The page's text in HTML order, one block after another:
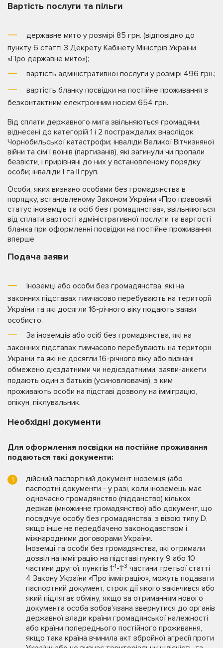
Вартість послуги та пільги
державне мито у розмірі 85 грн. (відповідно до
пункту 6 статті 3 Декрету Кабінету Міністрів України
«Про державне мито»);
вартість адміністративної послуги у розмірі 496 грн.;
вартість бланку посвідки на постійне проживання з
безконтактним електронним носієм 654 грн.
Від сплати державного мита звільняються громадяни,
віднесені до категорій 1 і 2 постраждалих внаслідок
Чорнобильської катастрофи; інваліди Великої Вітчизняної
війни та сім'ї воїнів (партизанів), які загинули чи пропали
безвісти, і прирівняні до них у встановленому порядку
особи; інваліди I та II груп.
Особи, яких визнано особами без громадянства в
порядку, встановленому Законом України «Про правовий
статус іноземців та осіб без громадянства», звільняються
від сплати вартості адміністративної послуги та вартості
бланка при оформленні посвідки на постійне проживання
вперше
Подача заяви
Іноземці або особи без громадянства, які на
законних підставах тимчасово перебувають на території
України та які досягли 16-річного віку подають заяви
особисто.
За іноземців або осіб без громадянства, які на
законних підставах тимчасово перебувають на території
України та які не досягли 16-річного віку або визнані
обмежено дієздатними чи недієздатними, заяви-анкети
подають один з батьків (усиновлювачів), з ким
проживають особи на підставі дозволу на імміграцію,
опікун, піклувальник.
Необхідні документи
Для оформлення посвідки на постійне проживання
подаються такі документи:
дійсний паспортний документ іноземця (або
паспортні документи - у разі, коли іноземець має
одночасно громадянство (підданство) кількох
держав (множинне громадянство) або документ, що
посвідчує особу без громадянства, з візою типу D,
якщо інше не передбачено законодавством і
міжнародними договорами України.
Іноземці та особи без громадянства, які отримали
дозвіл на імміграцію на підставі пункту 9 або 10
частини другої, пунктів 1-1-1-3 частини третьої статті
4 Закону України «Про імміграцію», можуть подавати
паспортний документ, строк дії якого закінчився або
який підлягає обміну, якщо за отриманням нового
документа особа зобов’язана звернутися до органів
державної влади країни громадянської належності
або країни попереднього постійного проживання,
якщо така країна вчинила акт збройної агресії проти